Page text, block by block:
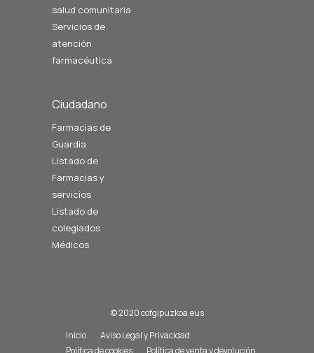
salud comunitaria
Servicios de
atención
farmacéutica
Ciudadano
Farmacias de
Guardia
Listado de
Farmacias y
servicios
Listado de
colegiados
Médicos
© 2020 cofgipuzkoa.eus
Inicio
Aviso Legal y Privacidad
Política de cookies
Política de venta y devolución